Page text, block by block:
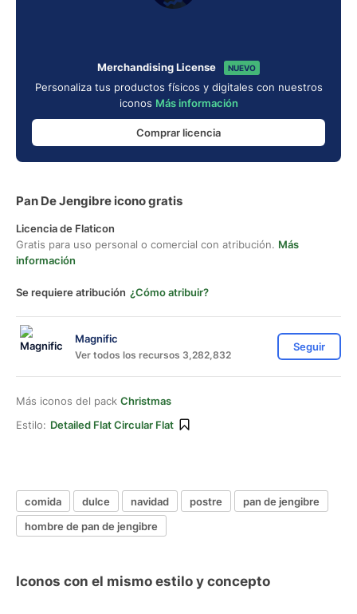
Merchandising License NUEVO
Personaliza tus productos físicos y digitales con nuestros
iconos Más información
Comprar licencia
Pan De Jengibre icono gratis
Licencia de Flaticon
Gratis para uso personal o comercial con atribución. Más
información
Se requiere atribución ¿Cómo atribuir?
Magnific
Ver todos los recursos 3,282,832
Seguir
Más iconos del pack Christmas
Estilo: Detailed Flat Circular Flat
comida dulce navidad postre
pan de jengibre
hombre de pan de jengibre
Iconos con el mismo estilo y concepto